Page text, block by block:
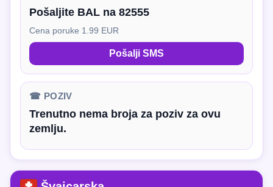
Pošaljite BAL na 82555
Cena poruke 1.99 EUR
Pošalji SMS
☎ POZIV
Trenutno nema broja za poziv za ovu
zemlju.